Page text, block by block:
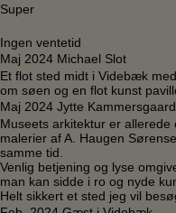
Super
Ingen ventetid
Maj 2024 Michael Slot
Et flot sted midt i Videbæk
om søen og en flot kunst
Maj 2024 Jytte Kammersgaard
Museets arkitektur er
malerier af A. Haugen
samme tid.
Venlig betjening og lyse
man kan sidde i ro og nyde
Helt sikkert et sted jeg vil